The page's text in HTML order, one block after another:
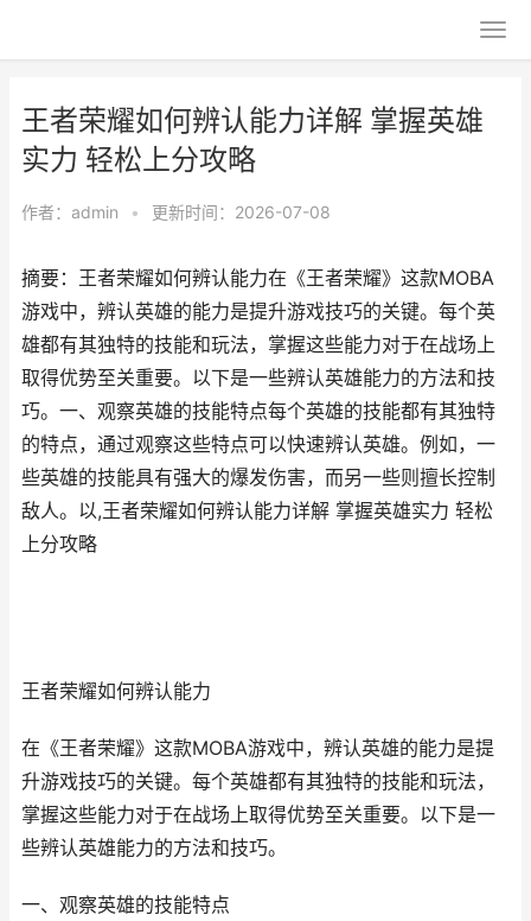
王者荣耀如何辨认能力详解 掌握英雄
实力 轻松上分攻略
作者： admin • 更新时间：2026-07-08
摘要：王者荣耀如何辨认能力在《王者荣耀》这款MOBA
游戏中，辨认英雄的能力是提升游戏技巧的关键。每个英
雄都有其独特的技能和玩法，掌握这些能力对于在战场上
取得优势至关重要。以下是一些辨认英雄能力的方法和技
巧。一、观察英雄的技能特点每个英雄的技能都有其独特
的特点，通过观察这些特点可以快速辨认英雄。例如，一
些英雄的技能具有强大的爆发伤害，而另一些则擅长控制
敌人。以,王者荣耀如何辨认能力详解 掌握英雄实力 轻松
上分攻略
王者荣耀如何辨认能力
在《王者荣耀》这款MOBA游戏中，辨认英雄的能力是提
升游戏技巧的关键。每个英雄都有其独特的技能和玩法，
掌握这些能力对于在战场上取得优势至关重要。以下是一
些辨认英雄能力的方法和技巧。
一、观察英雄的技能特点